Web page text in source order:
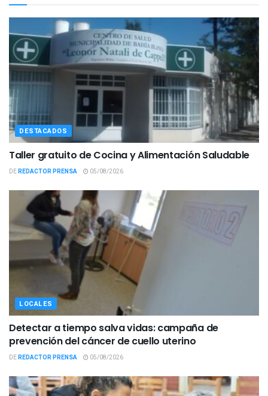
DESTACADOS
Taller gratuito de Cocina y Alimentación Saludable
DEREDACTOR PRENSA 05/08/2026
LOCALES
Detectar a tiempo salva vidas: campaña de
prevención del cáncer de cuello uterino
DEREDACTOR PRENSA 05/08/2026